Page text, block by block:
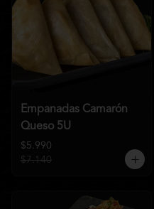
Empanadas Camarón
Queso 5U
$5.990
$7.140